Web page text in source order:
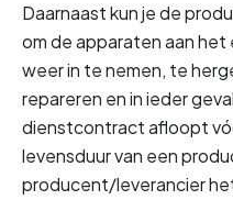
Daarnaast kun je de
om de apparaten aan het
weer in te nemen, te
repareren en in ieder
dienstcontract afloopt
levensduur van een
producent/leverancier